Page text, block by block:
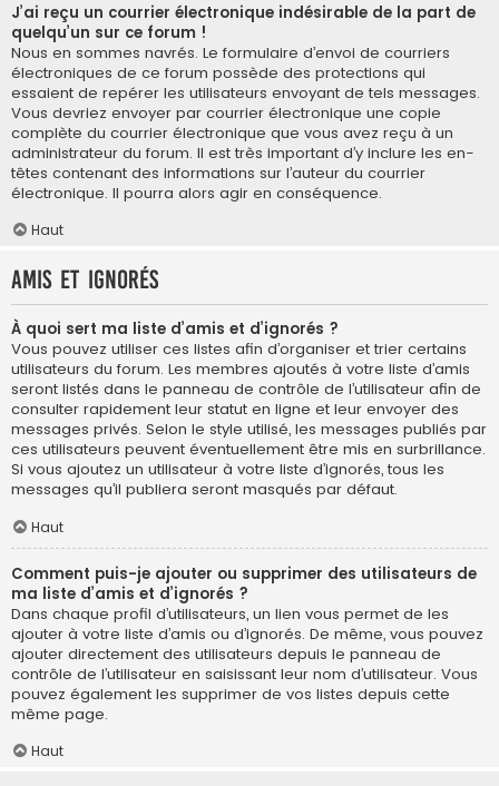
J’ai reçu un courrier électronique indésirable de la part de
quelqu’un sur ce forum !
Nous en sommes navrés. Le formulaire d’envoi de courriers
électroniques de ce forum possède des protections qui
essaient de repérer les utilisateurs envoyant de tels messages.
Vous devriez envoyer par courrier électronique une copie
complète du courrier électronique que vous avez reçu à un
administrateur du forum. Il est très important d’y inclure les en-
têtes contenant des informations sur l’auteur du courrier
électronique. Il pourra alors agir en conséquence.
Haut
Amis et ignorés
À quoi sert ma liste d’amis et d’ignorés ?
Vous pouvez utiliser ces listes afin d’organiser et trier certains
utilisateurs du forum. Les membres ajoutés à votre liste d’amis
seront listés dans le panneau de contrôle de l’utilisateur afin de
consulter rapidement leur statut en ligne et leur envoyer des
messages privés. Selon le style utilisé, les messages publiés par
ces utilisateurs peuvent éventuellement être mis en surbrillance.
Si vous ajoutez un utilisateur à votre liste d’ignorés, tous les
messages qu’il publiera seront masqués par défaut.
Haut
Comment puis-je ajouter ou supprimer des utilisateurs de
ma liste d’amis et d’ignorés ?
Dans chaque profil d’utilisateurs, un lien vous permet de les
ajouter à votre liste d’amis ou d’ignorés. De même, vous pouvez
ajouter directement des utilisateurs depuis le panneau de
contrôle de l’utilisateur en saisissant leur nom d’utilisateur. Vous
pouvez également les supprimer de vos listes depuis cette
même page.
Haut